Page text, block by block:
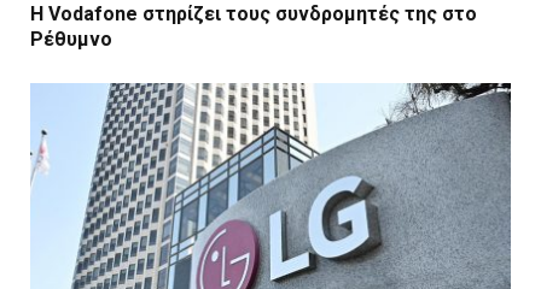
Η Vodafone στηρίζει τους συνδρομητές της στο
Ρέθυμνο